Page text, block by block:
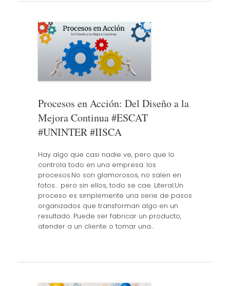
Procesos en Acción: Del Diseño a la
Mejora Continua #ESCAT
#UNINTER #IISCA
Hay algo que casi nadie ve, pero que lo
controla todo en una empresa: los
procesos.No son glamorosos, no salen en
fotos… pero sin ellos, todo se cae. Literal.Un
proceso es simplemente una serie de pasos
organizados que transforman algo en un
resultado. Puede ser fabricar un producto,
atender a un cliente o tomar una…